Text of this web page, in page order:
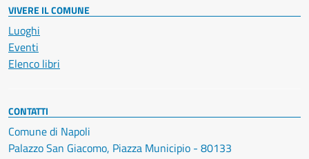
VIVERE IL COMUNE
Luoghi
Eventi
Elenco libri
CONTATTI
Comune di Napoli
Palazzo San Giacomo, Piazza Municipio - 80133